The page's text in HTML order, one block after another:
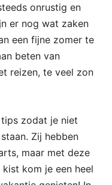
onrustig en
er nog wat zaken
een fijne zomer te
beten van
reizen, te veel zon
zodat je niet
Zij hebben
maar met deze
kom je een heel